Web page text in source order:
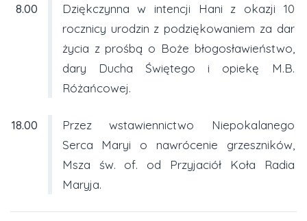
8.00
Dziękczynna w intencji Hani z okazji 10
rocznicy urodzin z podziękowaniem za dar
życia z prośbą o Boże błogosławieństwo,
dary Ducha Świętego i opiekę M.B.
Różańcowej.
18.00
Przez wstawiennictwo Niepokalanego
Serca Maryi o nawrócenie grzeszników,
Msza św. of. od Przyjaciół Koła Radia
Maryja.